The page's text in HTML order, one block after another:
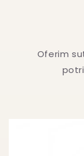
Oferim